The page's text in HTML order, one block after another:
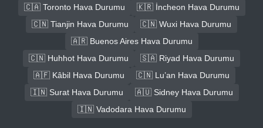
🇨🇦 Toronto Hava Durumu
🇰🇷 İncheon Hava Durumu
🇨🇳 Tianjin Hava Durumu
🇨🇳 Wuxi Hava Durumu
🇦🇷 Buenos Aires Hava Durumu
🇨🇳 Huhhot Hava Durumu
🇸🇦 Riyad Hava Durumu
🇦🇫 Kâbil Hava Durumu
🇨🇳 Lu’an Hava Durumu
🇮🇳 Surat Hava Durumu
🇦🇺 Sidney Hava Durumu
🇮🇳 Vadodara Hava Durumu